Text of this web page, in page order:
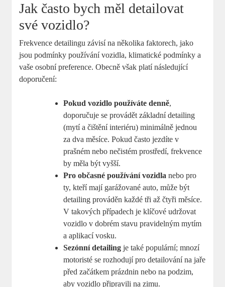
Jak často bych měl⁤ detailovat
své vozidlo?
Frekvence detailingu‌ závisí ⁤na několika faktorech, jako
jsou podmínky používání vozidla, klimatické podmínky a
⁣vaše osobní preference. Obecně však platí následující
doporučení:
Pokud vozidlo používáte denně,
‌doporučuje se provádět základní detailing
(mytí a čištění‌ interiéru) minimálně jednou⁤
za ⁢dva‌ měsíce. Pokud často jezdíte v
prašném ​nebo nečistém prostředí, frekvence
by měla být vyšší.
Pro občasné používání vozidla nebo pro
ty, kteří mají garážované auto, může být
detailing prováděn každé tři až čtyři měsíce.‌
V takových případech je⁤ klíčové udržovat
vozidlo v dobrém stavu pravidelným mytím
a ‌aplikací vosku.
Sezónní detailing je také populární;⁤ mnozí
motoristé se rozhodují pro detailování na jaře
před začátkem prázdnin nebo na⁢ podzim,
aby vozidlo připravili na zimu.